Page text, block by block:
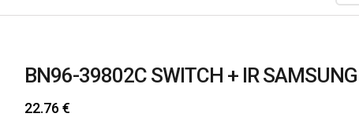
BN96-39802C SWITCH + IR SAMSUNG
22.76€